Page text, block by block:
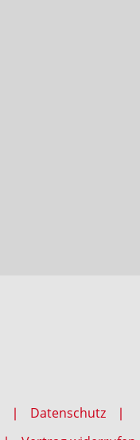
Datenschutz